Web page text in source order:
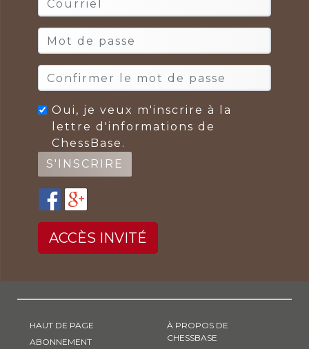
Oui, je veux m'inscrire à la
lettre d'informations de
ChessBase.
ACCÈS INVITÉ
HAUT DE PAGE
ABONNEMENT
À PROPOS DE
CHESSBASE